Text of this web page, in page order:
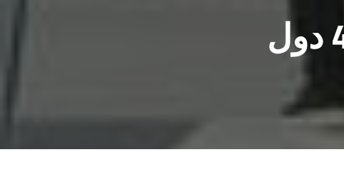
روسيا تقترح إلغاء التأشيرات السياحية لـ4 دول